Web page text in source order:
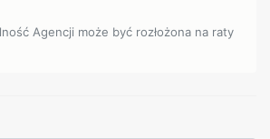
Agencji może być rozłożona na raty